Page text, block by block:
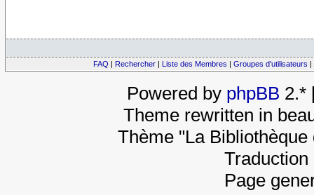
FAQ | Rechercher | Liste des Membres | Groupes d'utilisateurs |
Powered by phpBB 2.*
Theme rewritten in
Thème "La
Page